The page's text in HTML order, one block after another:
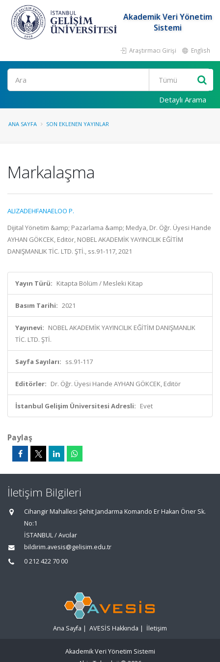
Akademik Veri Yönetim
Sistemi
Araştırmacı Girişi English
Ara
Detaylı Arama
ANA SAYFA SON EKLENEN YAYINLAR
Markalaşma
ALIZADEHFANAELOO P.
Dijital Yönetim &amp; Pazarlama &amp; Medya, Dr. Öğr. Üyesi Hande
AYHAN GÖKCEK, Editör, NOBEL AKADEMİK YAYINCILIK EĞİTİM
DANIŞMANLIK TİC. LTD. ŞTİ., ss.91-117, 2021
Yayın Türü: Kitapta Bölüm / Mesleki Kitap
Basım Tarihi: 2021
Yayınevi: NOBEL AKADEMİK YAYINCILIK EĞİTİM DANIŞMANLIK
TİC. LTD. ŞTİ.
Sayfa Sayıları: ss.91-117
Editörler: Dr. Öğr. Üyesi Hande AYHAN GÖKCEK, Editör
İstanbul Gelişim Üniversitesi Adresli: Evet
Paylaş
İletişim Bilgileri
Cihangir Mahallesi Şehit Jandarma Komando Er Hakan Öner Sk.
No:1
İSTANBUL / Avcılar
bildirim.avesis@gelisim.edu.tr
0 212 422 70 00
Ana Sayfa | AVESİS Hakkında | İletişim
Akademik Veri Yönetim Sistemi